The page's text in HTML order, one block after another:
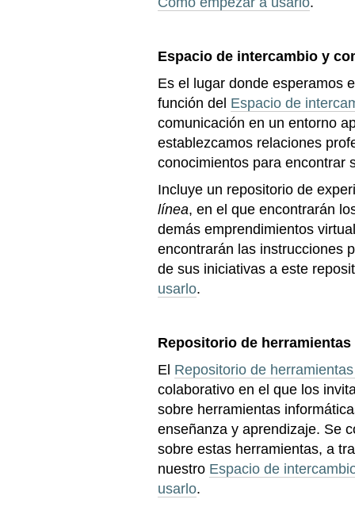
Espacio de intercambio y
Es el lugar donde esperamos
función del Espacio de
comunicación en un entorno
establezcamos relaciones
conocimientos para encontrar
Incluye un repositorio de
línea, en el que encontrarán
demás emprendimientos
encontrarán las instrucciones
de sus iniciativas a este
usarlo.
Repositorio de
El Repositorio de
colaborativo en el que los
sobre herramientas
enseñanza y aprendizaje. Se
sobre estas herramientas, a
nuestro Espacio de
usarlo.